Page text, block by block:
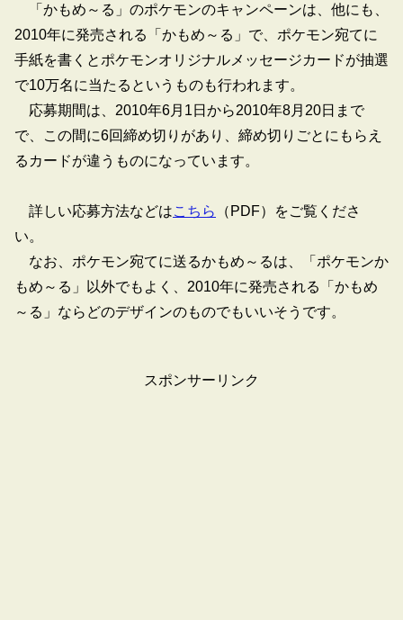
「かもめ～る」のポケモンのキャンペーンは、他にも、
2010年に発売される「かもめ～る」で、ポケモン宛てに
手紙を書くとポケモンオリジナルメッセージカードが抽選
で10万名に当たるというものも行われます。
応募期間は、2010年6月1日から2010年8月20日まで
で、この間に6回締め切りがあり、締め切りごとにもらえ
るカードが違うものになっています。
詳しい応募方法などはこちら
（PDF）をご覧くださ
い。
なお、ポケモン宛てに送るかもめ～るは、「ポケモンか
もめ～る」以外でもよく、2010年に発売される「かもめ
～る」ならどのデザインのものでもいいそうです。
スポンサーリンク